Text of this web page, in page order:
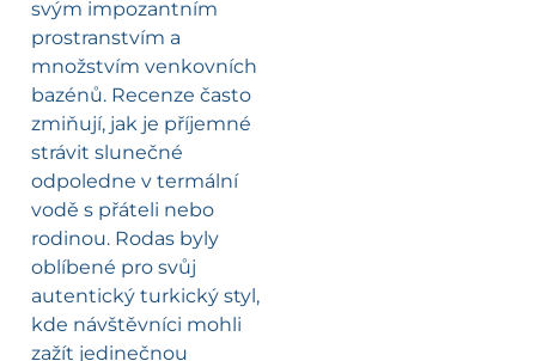
svým impozantním
prostranstvím a
množstvím venkovních
bazénů. Recenze často
zmiňují, jak je příjemné
strávit slunečné
odpoledne v termální
vodě s přáteli nebo
rodinou. Rodas byly
oblíbené pro svůj
autentický turkický styl,
kde návštěvníci mohli
zažít jedinečnou